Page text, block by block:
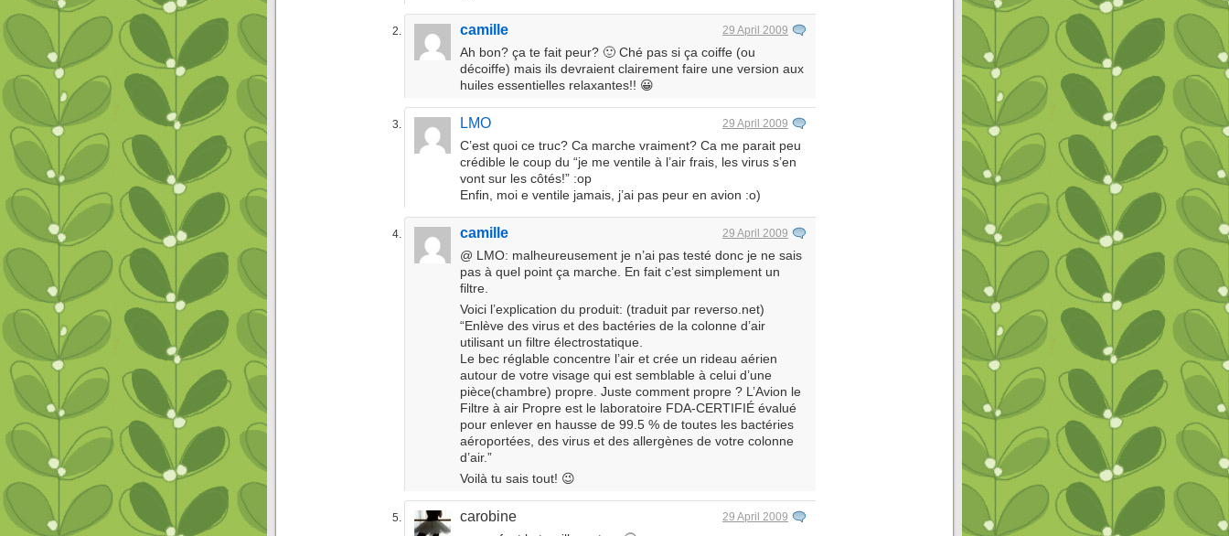
camille 29 April 2009
Ah bon? ça te fait peur? 🙂 Ché pas si ça coiffe (ou
décoiffe) mais ils devraient clairement faire une version aux
huiles essentielles relaxantes!! 😀
LMO 29 April 2009
C’est quoi ce truc? Ca marche vraiment? Ca me parait peu
crédible le coup du “je me ventile à l’air frais, les virus s’en
vont sur les côtés!” :op
Enfin, moi e ventile jamais, j’ai pas peur en avion :o)
camille 29 April 2009
@ LMO: malheureusement je n’ai pas testé donc je ne sais
pas à quel point ça marche. En fait c’est simplement un
filtre.
Voici l’explication du produit: (traduit par reverso.net)
“Enlève des virus et des bactéries de la colonne d’air
utilisant un filtre électrostatique.
Le bec réglable concentre l’air et crée un rideau aérien
autour de votre visage qui est semblable à celui d’une
pièce(chambre) propre. Juste comment propre ? L’Avion le
Filtre à air Propre est le laboratoire FDA-CERTIFIÉ évalué
pour enlever en hausse de 99.5 % de toutes les bactéries
aéroportées, des virus et des allergènes de votre colonne
d’air.”
Voilà tu sais tout! 😉
carobine 29 April 2009